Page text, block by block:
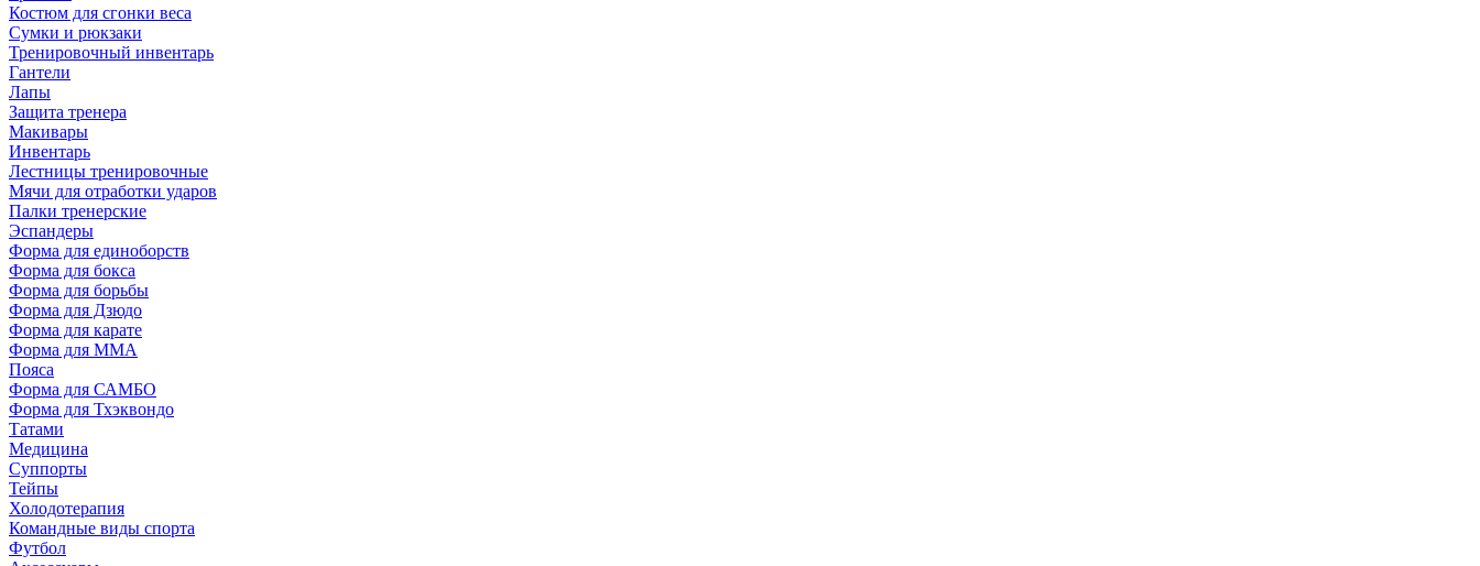
Костюм для сгонки веса
Сумки и рюкзаки
Тренировочный инвентарь
Гантели
Лапы
Защита тренера
Макивары
Инвентарь
Лестницы тренировочные
Мячи для отработки ударов
Палки тренерские
Эспандеры
Форма для единоборств
Форма для бокса
Форма для борьбы
Форма для Дзюдо
Форма для карате
Форма для MMA
Пояса
Форма для САМБО
Форма для Тхэквондо
Татами
Медицина
Суппорты
Тейпы
Холодотерапия
Командные виды спорта
Футбол